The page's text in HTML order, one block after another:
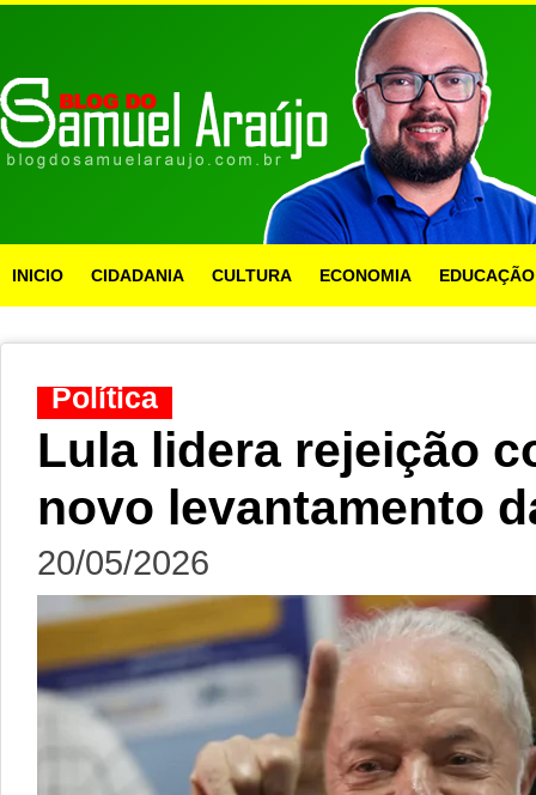
INICIO CIDADANIA CULTURA ECONOMIA EDUCAÇÃO
Política
Lula lidera rejeição
novo levantamento
20/05/2026